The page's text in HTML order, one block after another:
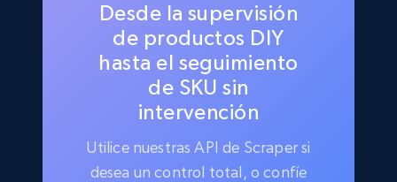
Desde la supervisión
de productos DIY
hasta el seguimiento
de SKU sin
intervención
Utilice nuestras API de Scraper si
desea un control total, o confíe